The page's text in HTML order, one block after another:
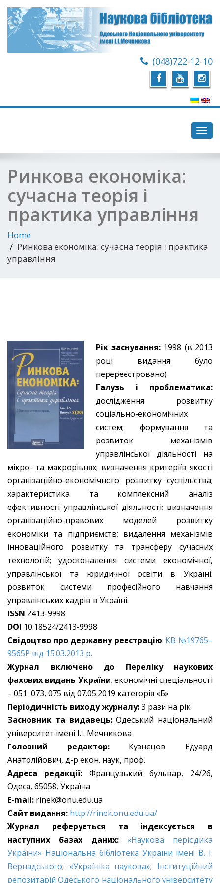
(048)722-12-10
Ринкова економіка:
сучасна теорія і
практика управління
Home
Ринкова економіка: сучасна теорія і практика
управління
Рік заснування:1998 (в 2013
році видання було
перереєстровано)
Галузь і проблематика:
дослідження розвитку
соціально-економічних
систем; формування та
розвиток механізмів
управлінської діяльності на
мікро- та макрорівнях; визначення критеріїв якості
організаційно-економічного розвитку суспільства;
характеристика та комплексний аналіз
ефективності управлінської діяльності; визначення
організаційно-правових моделей розвитку
економіки та підприємств; видалення механізмів
інноваційного розвитку та трансферу сучасних
технологій; удосконалення системи економічної,
управлінської та юридичної освіти в Україні;
розвиток системи професійного навчання
управлінських кадрів в Україні.
ISSN 2413-9998
DOI 10.18524/2413-9998
Свідоцтво про державну реєстрацію: КВ №19765–
9565Р від 15.03.2013 р.
Журнал включено до Переліку наукових
фахових видань України: економічні спеціальності
– 051, 073, 075 від 07.05.2019 категорія «Б»
Періодичність виходу журналу:3 рази на рік
Засновник та видавець:Одеський національний
університет імені І.І. Мечникова
Головний редактор:Кузнєцов Едуард
Анатолійович, д-р екон. наук, проф.
Адреса редакції: Французький бульвар, 24/26,
Одеса, 65058, Україна
E-mail: rinek@onu.edu.ua
Сайт видання: http://rinek.onu.edu.ua/
Журнал реферується та індексується в
наступних базах даних: «Наукова періодика
України» Національна бібліотека України імені В. І.
Вернадського; «Україніка наукова»; Інституційний
репозитарій Одеського національного університету